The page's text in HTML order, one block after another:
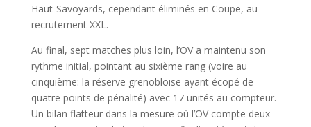
Haut-Savoyards, cependant éliminés en Coupe, au
recrutement XXL.
Au final, sept matches plus loin, l’OV a maintenu son
rythme initial, pointant au sixième rang (voire au
cinquième: la réserve grenobloise ayant écopé de
quatre points de pénalité) avec 17 unités au compteur.
Un bilan flatteur dans la mesure où l’OV compte deux